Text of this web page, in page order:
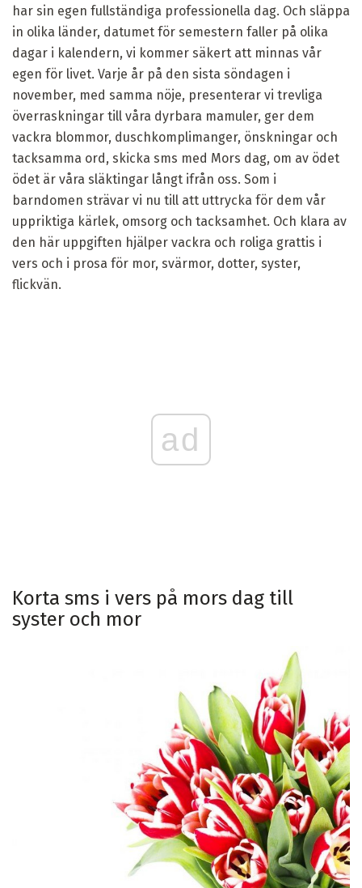
har sin egen fullständiga professionella dag. Och släppa
in olika länder, datumet för semestern faller på olika
dagar i kalendern, vi kommer säkert att minnas vår
egen för livet. Varje år på den sista söndagen i
november, med samma nöje, presenterar vi trevliga
överraskningar till våra dyrbara mamuler, ger dem
vackra blommor, duschkomplimanger, önskningar och
tacksamma ord, skicka sms med Mors dag, om av ödet
ödet är våra släktingar långt ifrån oss. Som i
barndomen strävar vi nu till att uttrycka för dem vår
uppriktiga kärlek, omsorg och tacksamhet. Och klara av
den här uppgiften hjälper vackra och roliga grattis i
vers och i prosa för mor, svärmor, dotter, syster,
flickvän.
ad
Korta sms i vers på mors dag till
syster och mor